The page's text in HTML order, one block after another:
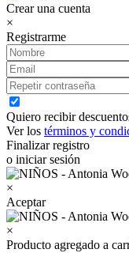
Crear una cuenta
×
Registrarme
Quiero recibir
Ver los términos y
Finalizar registro
o iniciar sesión
×
Aceptar
×
Producto agregado a